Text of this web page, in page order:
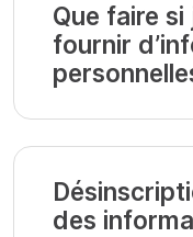
Que faire
fournir
des